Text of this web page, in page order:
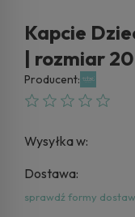
Kapcie
| rozmiar
Producent:
Wysyłka w:
Dostawa:
sprawdź formy